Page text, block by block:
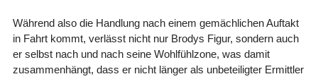
Während also die Handlung nach einem gemächlichen Auftakt
in Fahrt kommt, verlässt nicht nur Brodys Figur, sondern auch
er selbst nach und nach seine Wohlfühlzone, was damit
zusammenhängt, dass er nicht länger als unbeteiligter Ermittler